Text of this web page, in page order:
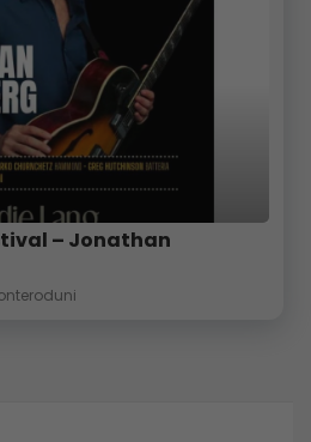
– Jonathan